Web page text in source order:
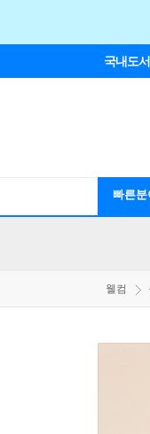
국내도서
빠른분
웰컴